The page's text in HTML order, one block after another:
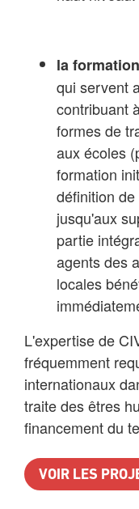
la
qui servent
contribuant
formes de
aux écoles
formation
définition
jusqu'aux
partie
agents des
locales
L'expertise de
fréquemment
internationaux
traite des êtres
financement du
VOIR LES